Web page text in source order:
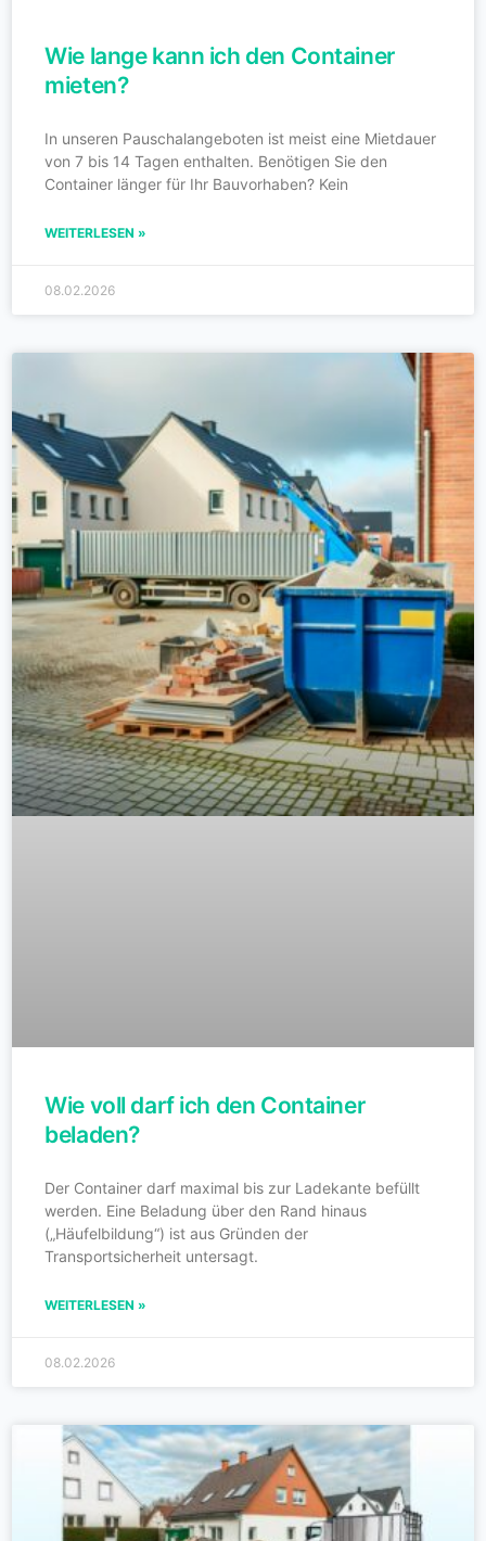
Wie lange kann ich den Container
mieten?
In unseren Pauschalangeboten ist meist eine Mietdauer
von 7 bis 14 Tagen enthalten. Benötigen Sie den
Container länger für Ihr Bauvorhaben? Kein
WEITERLESEN »
08.02.2026
Wie voll darf ich den Container
beladen?
Der Container darf maximal bis zur Ladekante befüllt
werden. Eine Beladung über den Rand hinaus
(„Häufelbildung“) ist aus Gründen der
Transportsicherheit untersagt.
WEITERLESEN »
08.02.2026